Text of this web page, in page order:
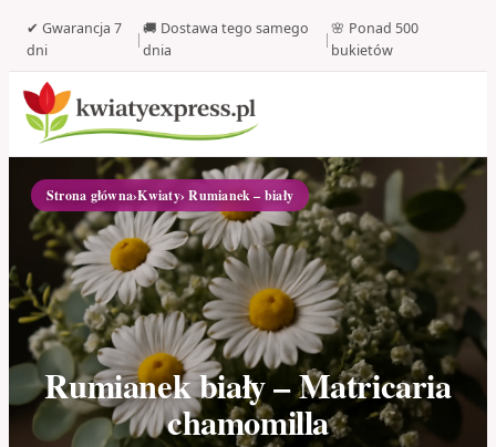
✔ Gwarancja 7
dni
|
🚚 Dostawa tego samego
dnia
|
🌸 Ponad 500
bukietów
Strona główna›Kwiaty› Rumianek – biały
Rumianek biały – Matricaria
chamomilla